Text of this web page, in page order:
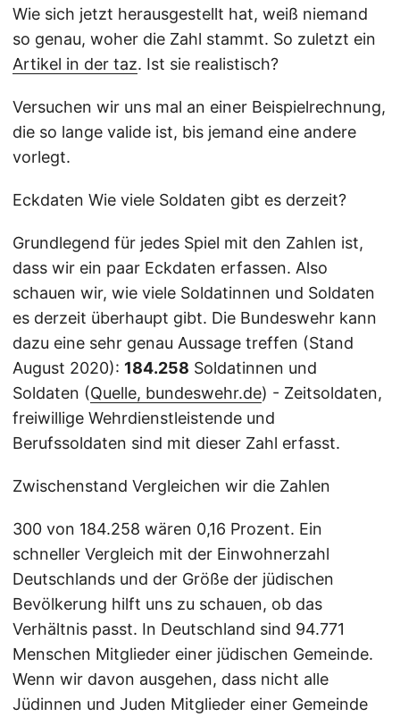
Wie sich jetzt herausgestellt hat, weiß niemand
so genau, woher die Zahl stammt. So zuletzt ein
Artikel in der taz. Ist sie realistisch?
Versuchen wir uns mal an einer Beispielrechnung,
die so lange valide ist, bis jemand eine andere
vorlegt.
Eckdaten Wie viele Soldaten gibt es derzeit?
Grundlegend für jedes Spiel mit den Zahlen ist,
dass wir ein paar Eckdaten erfassen. Also
schauen wir, wie viele Soldatinnen und Soldaten
es derzeit überhaupt gibt. Die Bundeswehr kann
dazu eine sehr genau Aussage treffen (Stand
August 2020): 184.258 Soldatinnen und
Soldaten (Quelle, bundeswehr.de) - Zeitsoldaten,
freiwillige Wehrdienstleistende und
Berufssoldaten sind mit dieser Zahl erfasst.
Zwischenstand Vergleichen wir die Zahlen
300 von 184.258 wären 0,16 Prozent. Ein
schneller Vergleich mit der Einwohnerzahl
Deutschlands und der Größe der jüdischen
Bevölkerung hilft uns zu schauen, ob das
Verhältnis passt. In Deutschland sind 94.771
Menschen Mitglieder einer jüdischen Gemeinde.
Wenn wir davon ausgehen, dass nicht alle
Jüdinnen und Juden Mitglieder einer Gemeinde